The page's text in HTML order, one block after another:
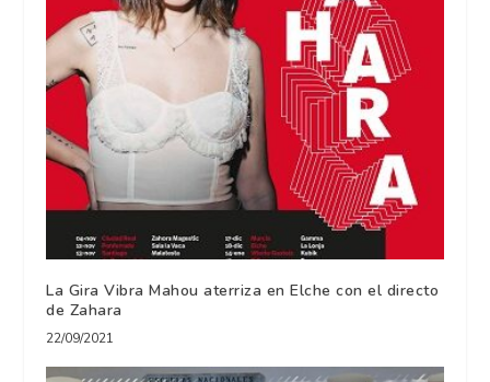
La Gira Vibra Mahou aterriza en Elche con el directo
de Zahara
22/09/2021